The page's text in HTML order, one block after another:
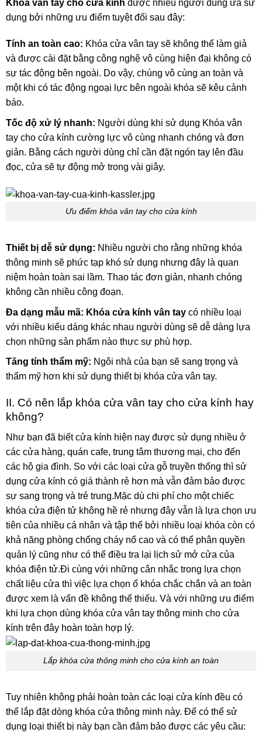
Khóa vân tay cho cửa kính được nhiều người dùng ưa sử
dụng bởi những ưu điểm tuyệt đối sau đây:
Tính an toàn cao: Khóa cửa vân tay sẽ không thể làm giả
và được cài đặt bằng công nghệ vô cùng hiện đại không có
sự tác động bên ngoài. Do vậy, chúng vô cùng an toàn và
một khi có tác động ngoại lực bên ngoài khóa sẽ kêu cảnh
báo.
Tốc độ xử lý nhanh: Người dùng khi sử dụng Khóa vân
tay cho cửa kính cường lực vô cùng nhanh chóng và đơn
giản. Bằng cách người dùng chỉ cần đặt ngón tay lên đầu
đọc, cửa sẽ tự động mở trong vài giây.
Ưu điểm khóa vân tay cho cửa kính
Thiết bị dễ sử dụng: Nhiều người cho rằng những khóa
thông minh sẽ phức tạp khó sử dụng nhưng đây là quan
niệm hoàn toàn sai lầm. Thao tác đơn giản, nhanh chóng
không cần nhiều công đoạn.
Đa dạng mẫu mã: Khóa cửa kính vân tay có nhiều loại
với nhiều kiểu dáng khác nhau người dùng sẽ dễ dàng lựa
chọn những sản phẩm nào thực sự phù hợp.
Tăng tính thẩm mỹ: Ngôi nhà của bạn sẽ sang trọng và
thẩm mỹ hơn khi sử dụng thiết bị khóa cửa vân tay.
II. Có nên lắp khóa cửa vân tay cho cửa kính hay
không?
Như bạn đã biết cửa kính hiện nay được sử dụng nhiều ở
các cửa hàng, quán cafe, trung tâm thương mại, cho đến
các hộ gia đình. So với các loại cửa gỗ truyền thống thì sử
dụng cửa kính có giá thành rẻ hơn mà vẫn đảm bảo được
sự sang trọng và trẻ trung.Mặc dù chi phí cho một chiếc
khóa cửa điện tử không hề rẻ nhưng đây vẫn là lựa chọn ưu
tiên của nhiều cá nhân và tập thể bởi nhiều loại khóa còn có
khả năng phòng chống cháy nổ cao và có thể phân quyền
quản lý cũng như có thể điều tra lại lịch sử mở cửa của
khóa điện tử.Đi cùng với những cân nhắc trong lựa chọn
chất liệu cửa thì việc lựa chọn ổ khóa chắc chắn và an toàn
được xem là vấn đề không thể thiếu. Và với những ưu điểm
khi lựa chọn dùng khóa cửa vân tay thông minh cho cửa
kính trên đây hoàn toàn hợp lý.
Lắp khóa cửa thông minh cho cửa kính an toàn
Tuy nhiên không phải hoàn toàn các loại cửa kính đều có
thể lắp đặt dòng khóa cửa thông minh này. Để có thể sử
dụng loại thiết bị này bạn cần đảm bảo được các yêu cầu: